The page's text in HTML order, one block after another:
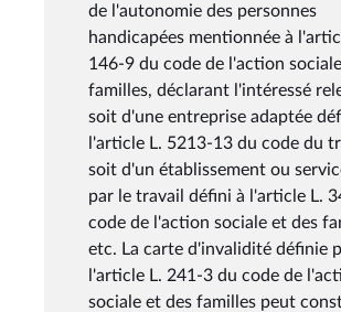
de l'autonomie des personnes
handicapées mentionnée à
146-9 du code de l'action
familles, déclarant l'intéressé
soit d'une entreprise adaptée
l'article L. 5213-13 du code du
soit d'un établissement ou
par le travail défini à l'article L.
code de l'action sociale et des
etc. La carte d'invalidité définie
l'article L. 241-3 du code de
sociale et des familles peut